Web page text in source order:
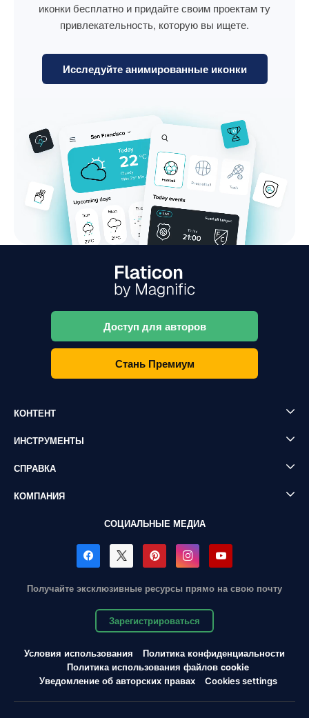
иконки бесплатно и придайте своим проектам ту
привлекательность, которую вы ищете.
Исследуйте анимированные иконки
Доступ для авторов
Стань Премиум
КОНТЕНТ
ИНСТРУМЕНТЫ
СПРАВКА
КОМПАНИЯ
СОЦИАЛЬНЫЕ МЕДИА
Получайте эксклюзивные ресурсы прямо на свою почту
Зарегистрироваться
Условия использования
Политика конфиденциальности
Политика использования файлов cookie
Уведомление об авторских правах
Cookies settings